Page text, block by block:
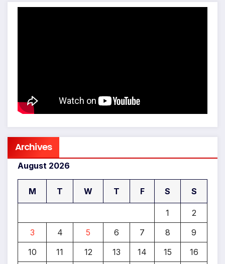
Archives
August 2026
M T W T F S S
1
2
3
4 5 6 7 8
9
10
11 12 13 14 15
16